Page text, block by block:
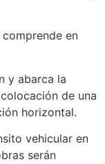
en
y abarca la
de una
horizontal.
vehicular en
serán